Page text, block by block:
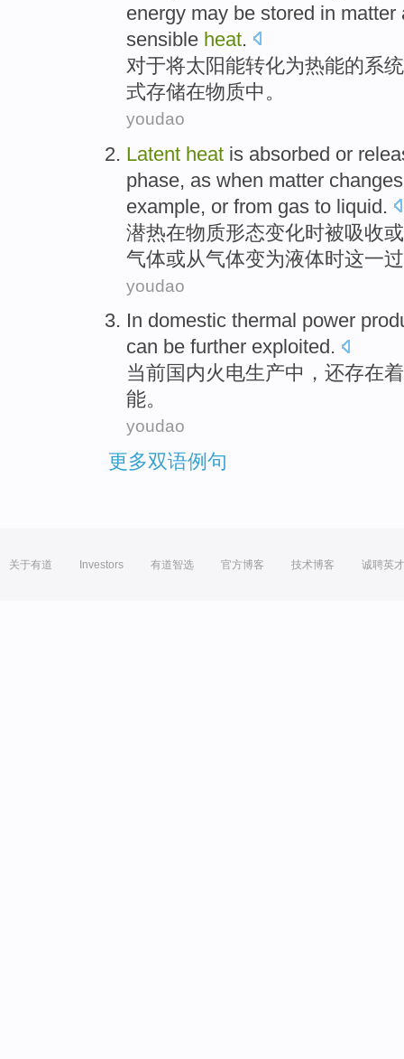
energy may be stored in matter
sensible heat.
对于将太阳能转化为热能的系统
式存储在物质中。
youdao
Latent heat is absorbed or
phase, as when matter
example, or from gas to liquid.
潜热在物质形态变化时被吸收或
气体或从气体变为液体时这一
youdao
In domestic thermal power
can be further exploited .
当前国内火电生产中，还存在着
能。
youdao
更多双语例句
关于有道 Investors 有道智选 官方博客 技术博客 诚聘英才